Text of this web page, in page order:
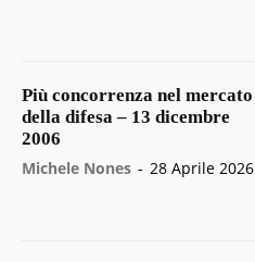
Più concorrenza nel mercato
della difesa – 13 dicembre
2006
Michele Nones - 28 Aprile 2026